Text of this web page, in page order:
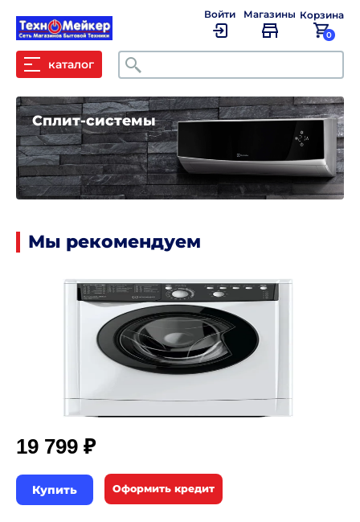
каталог Поиск
Войти Магазины Корзина
0
Сплит-системы
Мы рекомендуем
19 799 ₽
Купить Оформить кредит